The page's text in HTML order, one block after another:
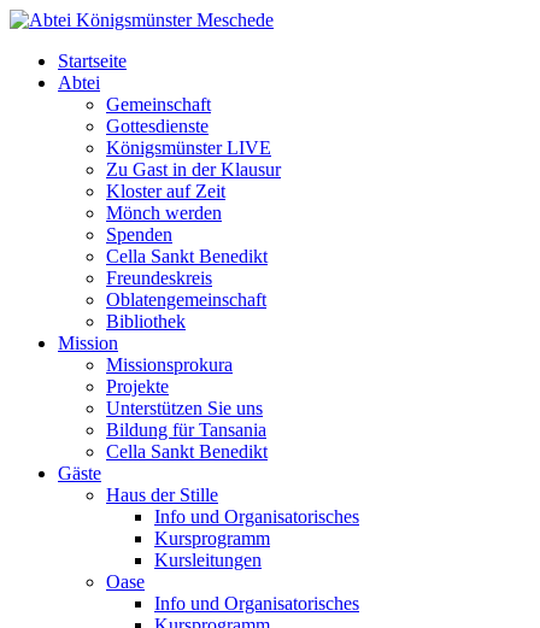
Startseite
Abtei
Gemeinschaft
Gottesdienste
Königsmünster LIVE
Zu Gast in der Klausur
Kloster auf Zeit
Mönch werden
Spenden
Cella Sankt Benedikt
Freundeskreis
Oblatengemeinschaft
Bibliothek
Mission
Missionsprokura
Projekte
Unterstützen Sie uns
Bildung für Tansania
Cella Sankt Benedikt
Gäste
Haus der Stille
Info und Organisatorisches
Kursprogramm
Kursleitungen
Oase
Info und Organisatorisches